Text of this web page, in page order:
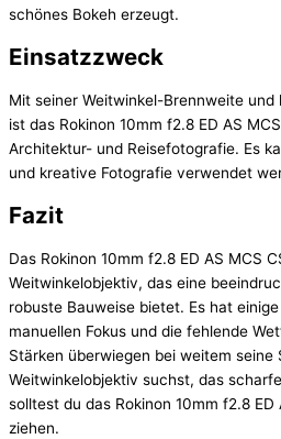
schönes Bokeh erzeugt.
Einsatzzweck
Mit seiner Weitwinkel-Brennweite
ist das Rokinon 10mm f2.8 ED AS
Architektur- und Reisefotografie. Es
und kreative Fotografie verwendet
Fazit
Das Rokinon 10mm f2.8 ED AS MCS
Weitwinkelobjektiv, das eine
robuste Bauweise bietet. Es hat
manuellen Fokus und die fehlende
Stärken überwiegen bei weitem seine
Weitwinkelobjektiv suchst, das
solltest du das Rokinon 10mm f2.8
ziehen.